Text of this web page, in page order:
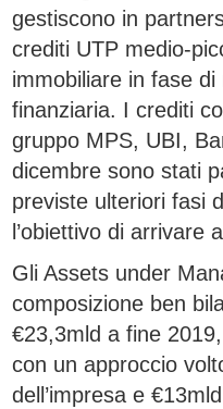
gestiscono in
crediti UTP medio-
immobiliare in fase
finanziaria. I crediti
gruppo MPS, UBI,
dicembre sono stati
previste ulteriori fasi
l’obiettivo di arrivare
Gli Assets under
composizione ben
€23,3mld a fine
con un approccio
dell’impresa e